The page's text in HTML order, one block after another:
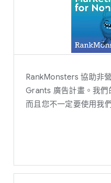
全球
北美洲
南美洲
RankMonsters 協助非
Grants 廣告計畫。我們
而且您不一定要使用我